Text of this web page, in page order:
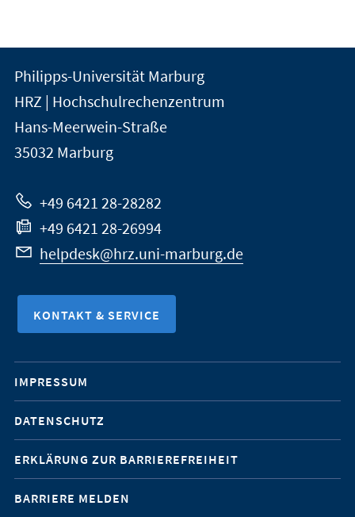
Kontakt
und
Informationen
zur
Website
der
Universität
Marburg
Philipps-Universität Marburg
HRZ | Hochschulrechenzentrum
Hans-Meerwein-Straße
35032 Marburg
+49 6421 28-28282
+49 6421 28-26994
helpdesk@hrz.uni-marburg.de
KONTAKT & SERVICE
Mobile-
Service-
Navigation
IMPRESSUM
DATENSCHUTZ
ERKLÄRUNG ZUR BARRIEREFREIHEIT
BARRIERE MELDEN